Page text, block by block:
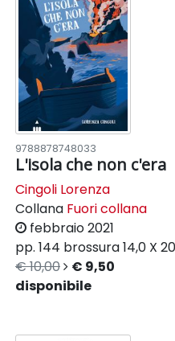
9788878748033
L'isola che non c'era
Cingoli Lorenza
Collana Fuori collana
febbraio 2021
pp. 144 brossura14,0 X
€ 10,00
€ 9,50
disponibile